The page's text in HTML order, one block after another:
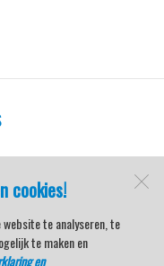
cookies!
te analyseren, te
te maken en
en